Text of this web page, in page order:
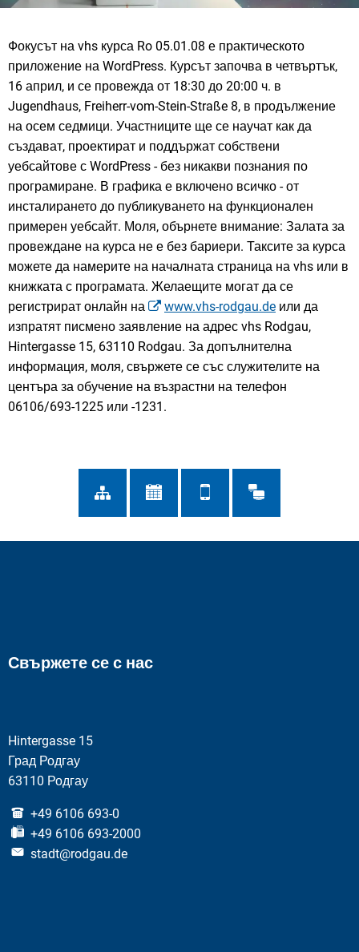
Фокусът на vhs курса Ro 05.01.08 е практическото
приложение на WordPress. Курсът започва в четвъртък,
16 април, и се провежда от 18:30 до 20:00 ч. в
Jugendhaus, Freiherr-vom-Stein-Straße 8, в продължение
на осем седмици. Участниците ще се научат как да
създават, проектират и поддържат собствени
уебсайтове с WordPress - без никакви познания по
програмиране. В графика е включено всичко - от
инсталирането до публикуването на функционален
примерен уебсайт. Моля, обърнете внимание: Залата за
провеждане на курса не е без бариери. Таксите за курса
можете да намерите на началната страница на vhs или в
книжката с програмата. Желаещите могат да се
регистрират онлайн на
www.vhs-rodgau.de или да
изпратят писмено заявление на адрес vhs Rodgau,
Hintergasse 15, 63110 Rodgau. За допълнителна
информация, моля, свържете се със служителите на
центъра за обучение на възрастни на телефон
06106/693-1225 или -1231.
Свържете се с нас
Hintergasse 15
Град Родгау
63110 Родгау
+49 6106 693-0
+49 6106 693-2000
stadt@rodgau.de